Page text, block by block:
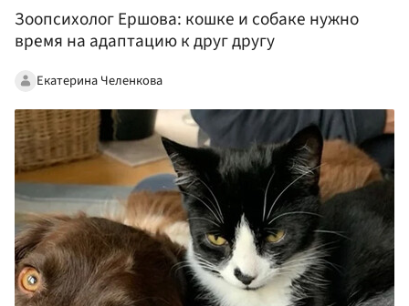
Зоопсихолог Ершова: кошке и собаке нужно
время на адаптацию к друг другу
Екатерина Челенкова